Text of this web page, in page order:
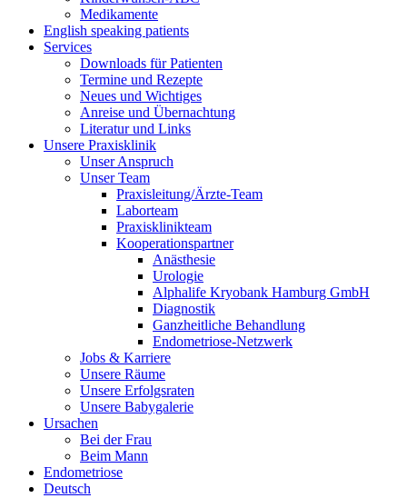
Medikamente
English speaking patients
Services
Downloads für Patienten
Termine und Rezepte
Neues und Wichtiges
Anreise und Übernachtung
Literatur und Links
Unsere Praxisklinik
Unser Anspruch
Unser Team
Praxisleitung/Ärzte-Team
Laborteam
Praxisklinikteam
Kooperationspartner
Anästhesie
Urologie
Alphalife Kryobank Hamburg GmbH
Diagnostik
Ganzheitliche Behandlung
Endometriose-Netzwerk
Jobs & Karriere
Unsere Räume
Unsere Erfolgsraten
Unsere Babygalerie
Ursachen
Bei der Frau
Beim Mann
Endometriose
Deutsch